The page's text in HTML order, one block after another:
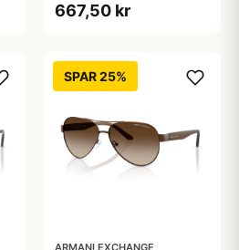
667,50 kr
SPAR 25%
ARMANI EXCHANGE